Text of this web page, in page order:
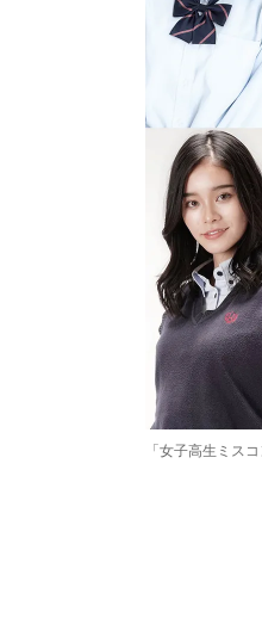
「女子高生ミス